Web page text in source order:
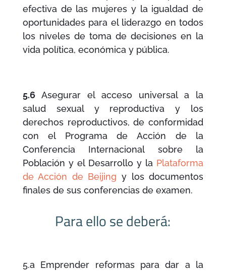
efectiva de las mujeres y la igualdad de
oportunidades para el liderazgo en todos
los niveles de toma de decisiones en la
vida política, económica y pública.
5.6Asegurar el acceso universal a la
salud sexual y reproductiva y los
derechos reproductivos, de conformidad
con el Programa de Acción de la
Conferencia Internacional sobre la
Población y el Desarrollo y la Plataforma
de Acción de Beijing y los documentos
finales de sus conferencias de examen.
Para ello se deberá:
5.a Emprender reformas para dar a la